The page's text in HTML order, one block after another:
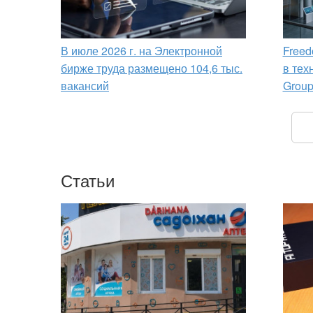
В июле 2026 г. на Электронной
бирже труда размещено 104,6 тыс.
вакансий
в
Group
Статьи